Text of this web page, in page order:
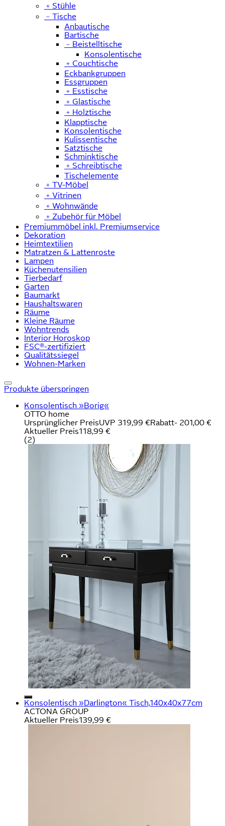
﹢ Stühle
﹣ Tische
Anbautische
Bartische
﹣ Beistelltische
Konsolentische
﹢ Couchtische
Eckbankgruppen
Essgruppen
﹢ Esstische
﹢ Glastische
﹢ Holztische
Klapptische
Konsolentische
Kulissentische
Satztische
Schminktische
﹢ Schreibtische
Tischelemente
﹢ TV-Möbel
﹢ Vitrinen
﹢ Wohnwände
﹢ Zubehör für Möbel
Premiummöbel inkl. Premiumservice
Dekoration
Heimtextilien
Matratzen & Lattenroste
Lampen
Küchenutensilien
Tierbedarf
Garten
Baumarkt
Haushaltswaren
Räume
Kleine Räume
Wohntrends
Interior Horoskop
FSC®-zertifiziert
Qualitätssiegel
Wohnen-Marken
Produkte überspringen
Konsolentisch »Borig«
OTTO home
Ursprünglicher PreisUVP 319,99 €Rabatt- 201,00 €
Aktueller Preis118,99 €
(2)
Konsolentisch »Darlington« Tisch,140x40x77cm
ACTONA GROUP
Aktueller Preis139,99 €